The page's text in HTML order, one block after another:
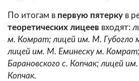
По итогам в первую пятерку в
теоретических лицеев входят:
м. Комрат; лицей им. М. Губогло
лицей им. М. Еминеску м.
Барановского с. Копчак; лицей
Копчак.